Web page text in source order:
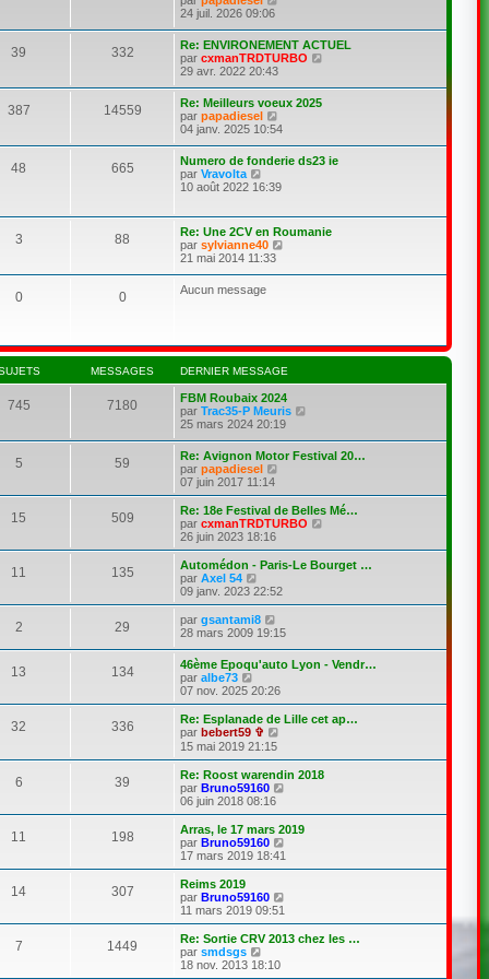
r
e
d
e
r
n
i
e
r
m
e
s
s
a
e
s
u
l
e
r
e
d
e
r
n
i
r
m
e
s
24 juil. 2026 09:06
39 332
Re: ENVIRONEMENT ACTUEL
parcxmanTRDTURBO
e
r
e
r
n
r
a
g
29 avr. 2022 20:43
387 14559
Re: Meilleurs voeux 2025
parpapadiesel
o
s
u
l
t
r
l
e
e
m
s
a
g
e
04 janv. 2025 10:54
48 665
Numero de fonderie ds23 ie
parVravolta
o
l
t
e
r
l
r
n
i
e
r
m
e
a
g
e
10 août 2022 16:39
3 88
Re: Une 2CV en Roumanie
parsylvianne40
r
e
d
e
r
n
i
e
e
s
s
a
21 mai 2014 11:33
0 0 Aucun message
MESSAGES DERNIER MESSAGE
745 7180
FBM Roubaix 2024
parTrac35-P Meuris
u
e
r
d
e
i
s
e
25 mars 2024 20:19
5 59
Re: Avignon Motor Festival 20…
parpapadiesel
n
s
u
e
r
l
e
r
n
i
r
m
e
g
e
07 juin 2017 11:14
15 509
Re: 18e Festival de Belles Mé…
parcxmanTRDTURBO
n
s
e
d
n
i
m
26 juin 2023 18:16
11 135
Automédon - Paris-Le Bourget …
parAxel 54
o
n
s
u
t
e
l
e
d
e
r
n
i
e
r
m
e
s
s
e
09 janv. 2023 22:52
2 29 pargsantami8
o
u
l
t
e
r
l
d
e
r
i
e
r
m
e
s
a
e
28 mars 2009 19:15
13 134
46ème Epoqu'auto Lyon - Vendr…
paralbe73
o
n
s
u
l
t
r
l
e
e
r
n
i
r
m
e
s
s
a
07 nov. 2025 20:26
32 336
Re: Esplanade de Lille cet ap…
parbebert59 ✞
n
s
u
l
e
r
l
e
r
n
i
e
15 mai 2019 21:15
6 39
Re: Roost warendin 2018
parBruno59160
n
s
e
06 juin 2018 08:16
11 198
Arras, le 17 mars 2019
parBruno59160
n
e
r
17 mars 2019 18:41
14 307
Reims 2019
parBruno59160
n
s
11 mars 2019 09:51
7 1449
Re: Sortie CRV 2013 chez les …
parsmdsgs
o
n
18 nov. 2013 18:10